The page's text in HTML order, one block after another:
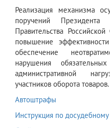
Реализация механизма
поручений
Правительства
повышение
обеспечение
нарушения
административной
участников оборота товаров.
Автоштрафы
Инструкция по досудебному